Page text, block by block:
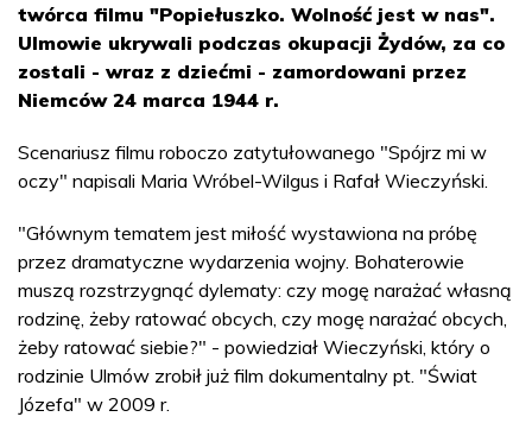
twórca filmu "Popiełuszko. Wolność jest w nas".
Ulmowie ukrywali podczas okupacji Żydów, za co
zostali - wraz z dziećmi - zamordowani przez
Niemców 24 marca 1944 r.
Scenariusz filmu roboczo zatytułowanego "Spójrz mi w
oczy" napisali Maria Wróbel-Wilgus i Rafał Wieczyński.
"Głównym tematem jest miłość wystawiona na próbę
przez dramatyczne wydarzenia wojny. Bohaterowie
muszą rozstrzygnąć dylematy: czy mogę narażać własną
rodzinę, żeby ratować obcych, czy mogę narażać obcych,
żeby ratować siebie?" - powiedział Wieczyński, który o
rodzinie Ulmów zrobił już film dokumentalny pt. "Świat
Józefa" w 2009 r.